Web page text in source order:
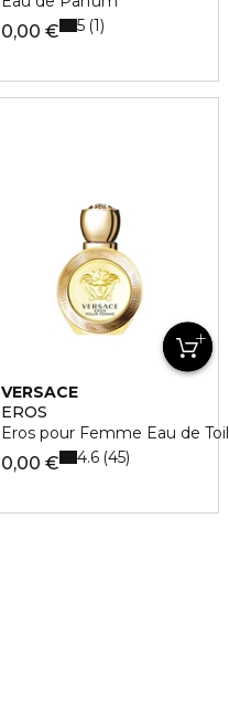
0,00 € 5 1
VERSACE
EROS
Eros pour Femme Eau de
0,00 € 4.6 45